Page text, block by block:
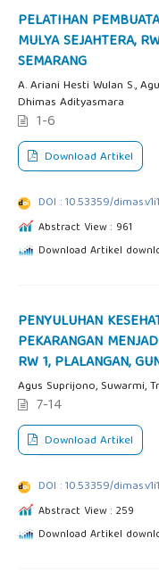
PELATIHAN
MULYA SEJAHTERA,
SEMARANG
A. Ariani Hesti Wulan S.,
Dhimas Adityasmara
1-6
Download Artikel
DOI : 10.53359/
Abstract View : 961
Download Artikel
PENYULUHAN
PEKARANGAN
RW 1, PLALANGAN,
Agus Suprijono, Suwarmi,
7-14
Download Artikel
DOI : 10.53359/
Abstract View : 259
Download Artikel